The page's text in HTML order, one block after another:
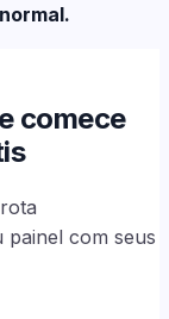
comece
painel com seus